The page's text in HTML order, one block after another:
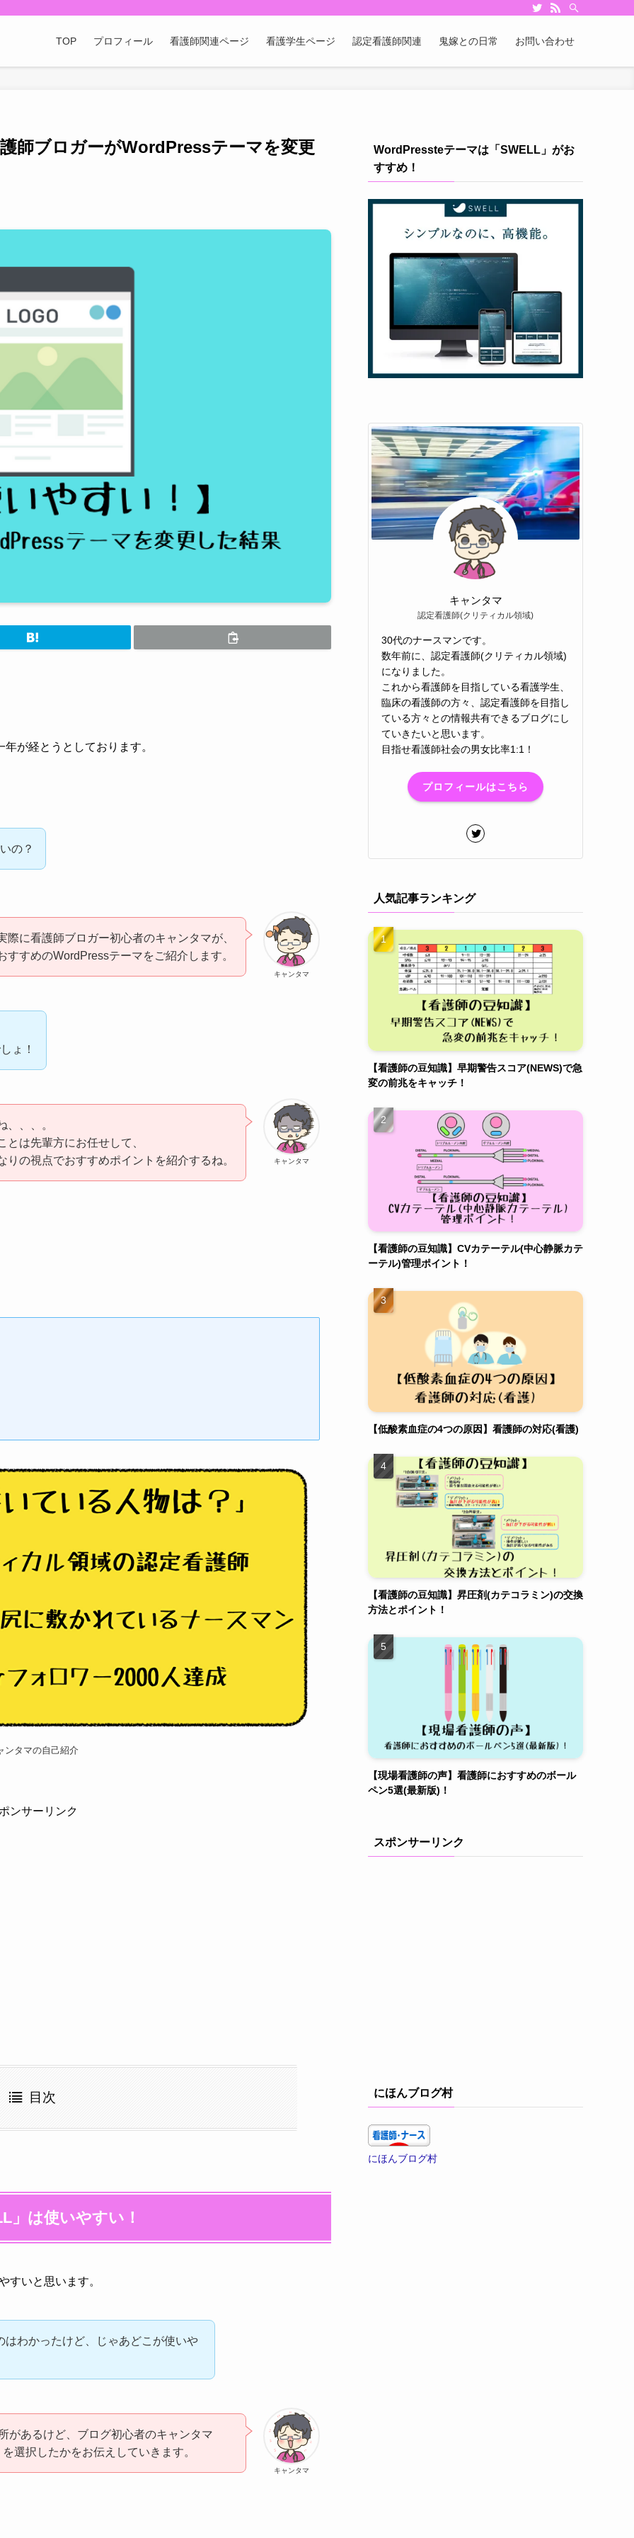
TOP プロフィール 看護師関連ページ 看護学生ページ 認定看護師関連 鬼嫁との日常 お問い合わせ
師ブロガーがWordPressテーマを変更
が経とうとしております。
の？
キャンタマ
際に看護師ブロガー初心者のキャンタマが、
すすめのWordPressテーマをご紹介します。
ょ！
キャンタマ
、、、。
とは先輩方にお任せして、
りの視点でおすすめポイントを紹介するね。
ンタマの自己紹介
ンサーリンク
目次
」は使いやすい！
すいと思います。
わかったけど、じゃあどこが使いや
キャンタマ
があるけど、ブログ初心者のキャンタマ
選択したかをお伝えしていきます。
WordPressteテーマは「SWELL」がお
すすめ！
キャンタマ
認定看護師(クリティカル領域)
30代のナースマンです。
数年前に、認定看護師(クリティカル領域)
になりました。
これから看護師を目指している看護学生、
臨床の看護師の方々、認定看護師を目指し
ている方々との情報共有できるブログにし
ていきたいと思います。
目指せ看護師社会の男女比率1:1！
プロフィールはこちら
人気記事ランキング
【看護師の豆知識】早期警告スコア(NEWS)で急
変の前兆をキャッチ！
【看護師の豆知識】CVカテーテル(中心静脈カテ
ーテル)管理ポイント！
【低酸素血症の4つの原因】看護師の対応(看護)
【看護師の豆知識】昇圧剤(カテコラミン)の交換
方法とポイント！
【現場看護師の声】看護師におすすめのボール
ペン5選(最新版)！
スポンサーリンク
にほんブログ村
にほんブログ村